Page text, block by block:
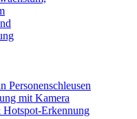
Personenschleusen
mit Kamera
Erkennung